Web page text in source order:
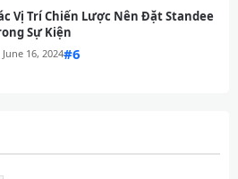
Vị Trí Chiến Lược Nên Đặt Standee
Sự Kiện
June 16, 2024#